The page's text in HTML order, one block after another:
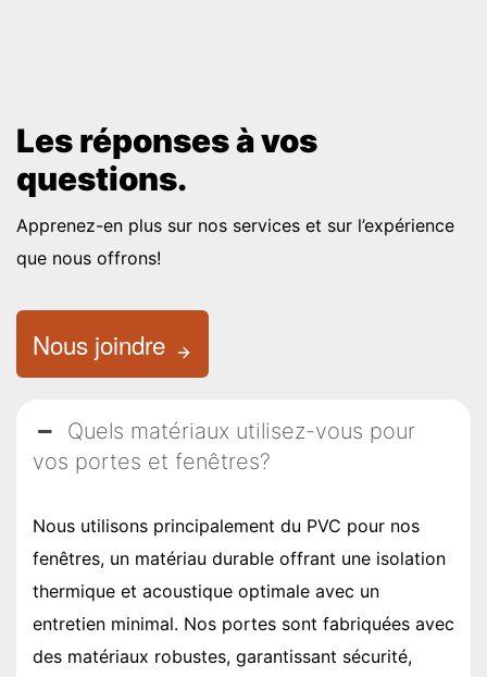
Les réponses à vos
questions.
Apprenez-en plus sur nos services et sur l’expérience
que nous offrons!
Nous joindre
Quels matériaux utilisez-vous pour
vos portes et fenêtres?
Nous utilisons principalement du PVC pour nos
fenêtres, un matériau durable offrant une isolation
thermique et acoustique optimale avec un
entretien minimal. Nos portes sont fabriquées avec
des matériaux robustes, garantissant sécurité,